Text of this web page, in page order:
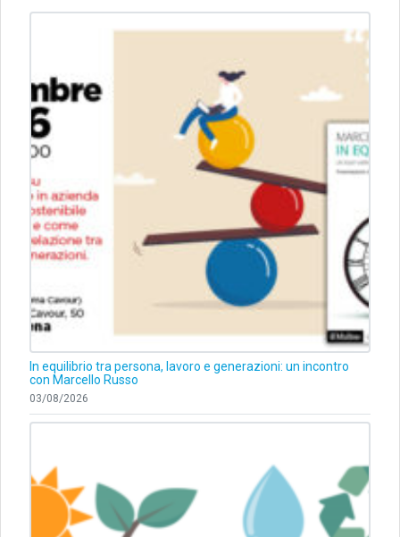
In equilibrio tra persona, lavoro e generazioni: un incontro
con Marcello Russo
03/08/2026